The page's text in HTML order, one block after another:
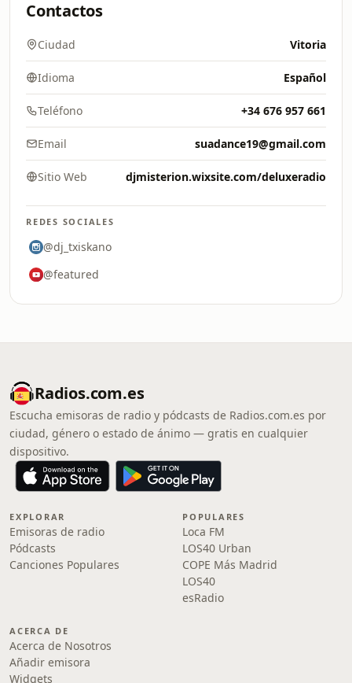
Contactos
Ciudad Vitoria
Idioma Español
Teléfono +34 676 957 661
Email suadance19@gmail.com
Sitio Web djmisterion.wixsite.com/deluxeradio
REDES SOCIALES
@dj_txiskano
@featured
Radios.com.es
Escucha emisoras de radio y pódcasts de Radios.com.es por
ciudad, género o estado de ánimo — gratis en cualquier
dispositivo.
EXPLORAR
Emisoras de radio
Pódcasts
Canciones Populares
POPULARES
Loca FM
LOS40 Urban
COPE Más Madrid
LOS40
esRadio
ACERCA DE
Acerca de Nosotros
Añadir emisora
Widgets